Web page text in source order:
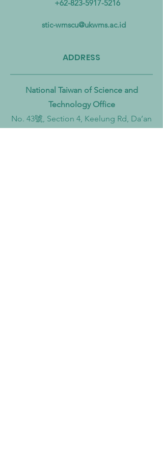
hingga Laut
+62-823-5917-5216
stic-wmscu@ukwms.ac.id
ADDRESS
National Taiwan of Science and
Technology Office
No. 43號, Section 4, Keelung Rd, Da’an